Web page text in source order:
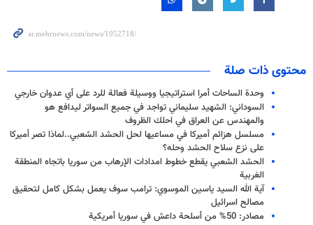
محتوى ذات صلة
وحدة الساحات أمرا استراتيجيا ووسيلة فعالة للرد على أي عدوان خارجي
السوداني: الشهيد سليماني تواجد في جميع السواتر ليدافع هو
والمهندس عن العراق في احلك الظروف
مسلسل هزائم أميركا في مساعيها لحل الحشد الشعبي..لماذا تصر أميركا
على نزع سلاح الحشد وحله؟
الحشد الشعبي يقطع خطوط امدادات الإرهاب من سوريا باتجاه المنطقة
الغربية
آية الله السيد ياسين الموسوي: ترامب سوف يعمل بشكل كامل لتحقيق
مصالح اسرائيل
مصادر: 50% من أسلحة داعش في سوريا أمريكية